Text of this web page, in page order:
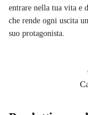
entrare nella tua vita e
che rende ogni uscita
suo protagonista.